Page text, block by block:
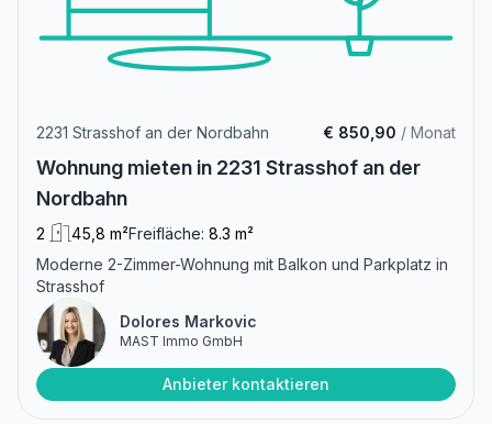
2231 Strasshof an der Nordbahn € 850,90 / Monat
Wohnung mieten in 2231 Strasshof an der
Nordbahn
2 45,8 m²Freifläche: 8.3 m²
Moderne 2-Zimmer-Wohnung mit Balkon und Parkplatz in
Strasshof
Dolores Markovic
MAST Immo GmbH
Anbieter kontaktieren